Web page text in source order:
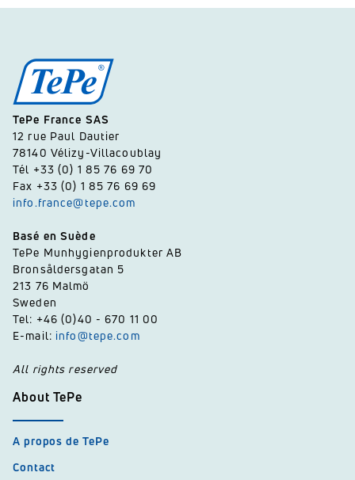
TePe France SAS
12 rue Paul Dautier
78140 Vélizy-Villacoublay
Tél +33 (0) 1 85 76 69 70
Fax +33 (0) 1 85 76 69 69
info.france@tepe.com
Basé en Suède
TePe Munhygienprodukter AB
Bronsåldersgatan 5
213 76 Malmö
Sweden
Tel: +46 (0)40 - 670 11 00
E-mail: info@tepe.com
All rights reserved
About TePe
A propos de TePe
Contact